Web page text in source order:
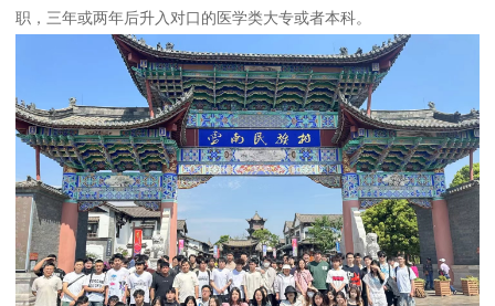
职，三年或两年后升入对口的医学类大专或者本科。